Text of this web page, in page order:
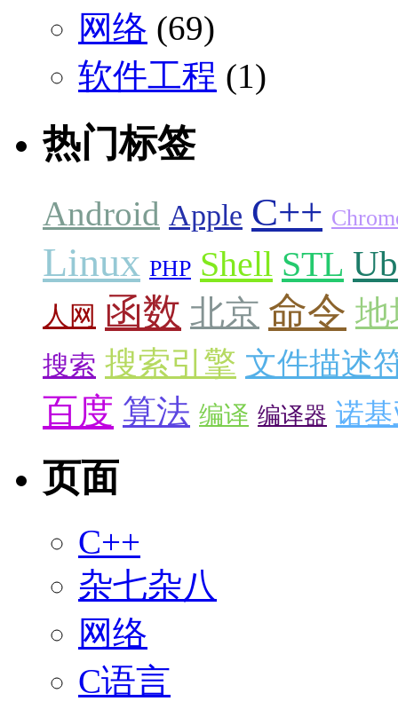
网络 (69)
软件工程 (1)
热门标签
Android Apple C++
Linux PHP Shell STL
人网 函数 北京 命令 地
搜索 搜索引擎 文件描述
百度 算法 编译 编译器 诺
页面
C++
杂七杂八
网络
C语言